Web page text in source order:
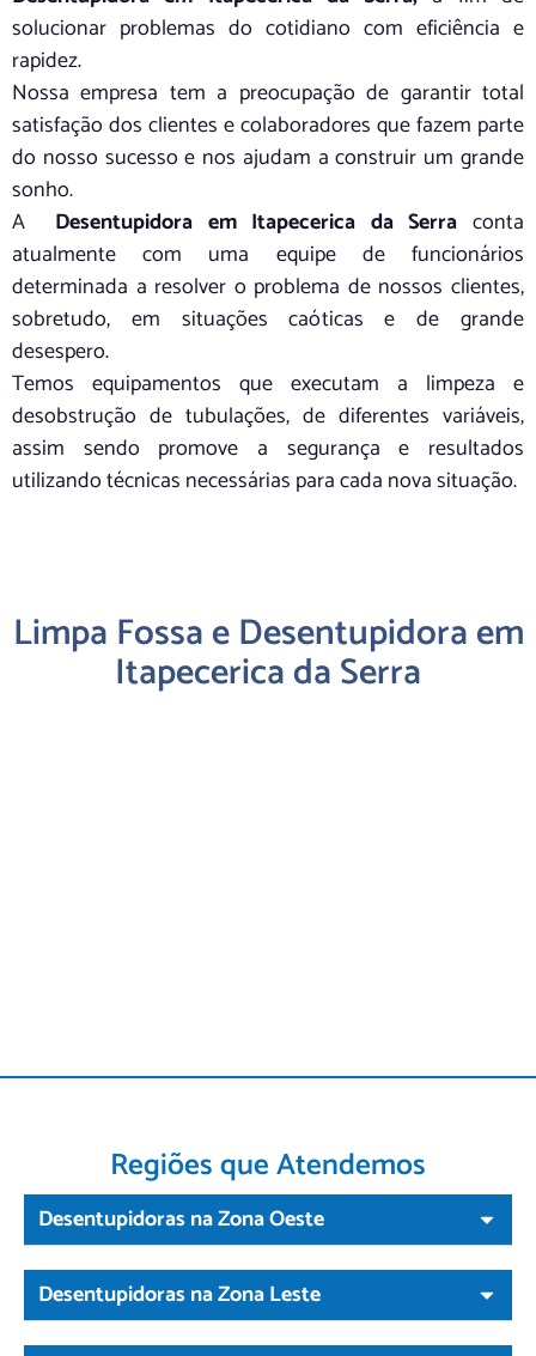
solucionar problemas do cotidiano com eficiência e
rapidez.
Nossa empresa tem a preocupação de garantir total
satisfação dos clientes e colaboradores que fazem parte
do nosso sucesso e nos ajudam a construir um grande
sonho.
A Desentupidora em Itapecerica da Serra conta
atualmente com uma equipe de funcionários
determinada a resolver o problema de nossos clientes,
sobretudo, em situações caóticas e de grande
desespero.
Temos equipamentos que executam a limpeza e
desobstrução de tubulações, de diferentes variáveis,
assim sendo promove a segurança e resultados
utilizando técnicas necessárias para cada nova situação.
Limpa Fossa e Desentupidora em
Itapecerica da Serra
Regiões que Atendemos
Desentupidoras na Zona Oeste
Desentupidoras na Zona Leste